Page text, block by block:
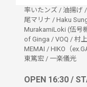
率いたンズ / 油揚げ /
尾マリナ / Haku
MurakamiLoki (伍号
of Ginga / VOQ / 村
MEMAI / HIKO（
東篤宏 / 一楽儀光
OPEN 16:30 /